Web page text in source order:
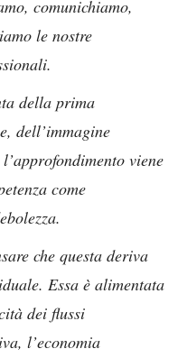
comunichiamo,
le nostre
della prima
dell’immagine
viene
come
che questa deriva
Essa è alimentata
dei flussi
l’economia